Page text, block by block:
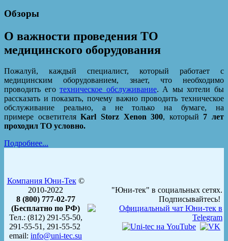
Обзоры
О важности проведения ТО
медицинского оборудования
Пожалуй, каждый специалист, который работает с
медицинским оборудованием, знает, что необходимо
проводить еготехническое обслуживание. А мы хотели бы
рассказать и показать, почему важно проводить техническое
обслуживание реально, а не только на бумаге, на
примере осветителяKarl Storz Xenon 300, который 7 лет
проходил ТО условно.
Подробнее...
Компания Юни-Тек©
2010-2022
8 (800) 777-02-77
(Бесплатно по РФ)
Тел.: (812) 291-55-50,
291-55-51, 291-55-52
email: info@uni-tec.su
"Юни-тек" в социальных сетях.
Подписывайтесь!